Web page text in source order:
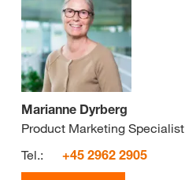
Marianne Dyrberg
Product Marketing Specialist
Tel.:
+45 2962 2905